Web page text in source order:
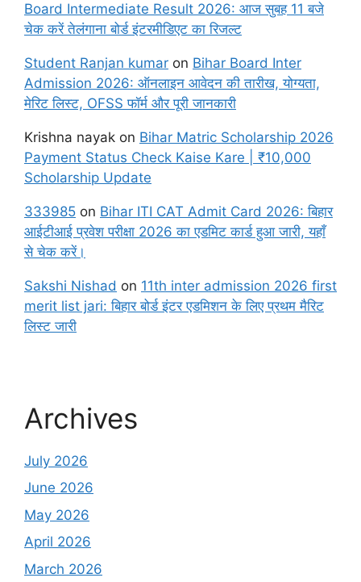
Board Intermediate Result 2026: आज सुबह 11 बजे
चेक करें तेलंगाना बोर्ड इंटरमीडिएट का रिजल्ट
Student Ranjan kumar on Bihar Board Inter
Admission 2026: ऑनलाइन आवेदन की तारीख, योग्यता,
मेरिट लिस्ट, OFSS फॉर्म और पूरी जानकारी
Krishna nayak on Bihar Matric Scholarship 2026
Payment Status Check Kaise Kare | ₹10,000
Scholarship Update
333985 on Bihar ITI CAT Admit Card 2026: बिहार
आईटीआई प्रवेश परीक्षा 2026 का एडमिट कार्ड हुआ जारी, यहाँ
से चेक करें।
Sakshi Nishad on 11th inter admission 2026 first
merit list jari: बिहार बोर्ड इंटर एडमिशन के लिए प्रथम मैरिट
लिस्ट जारी
Archives
July 2026
June 2026
May 2026
April 2026
March 2026